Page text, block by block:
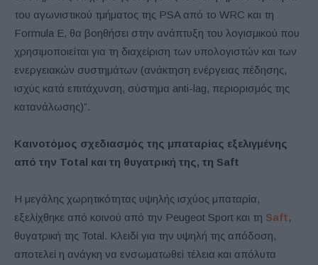
του αγωνιστικού τμήματος της PSA από το WRC και τη
Formula E, θα βοηθήσει στην ανάπτυξη του λογισμικού που
χρησιμοποιείται για τη διαχείριση των υπολογιστών και των
ενεργειακών συστημάτων (ανάκτηση ενέργειας πέδησης,
ισχύς κατά επιτάχυνση, σύστημα anti-lag, περιορισμός της
κατανάλωσης)”.
Καινοτόμος σχεδιασμός της μπαταρίας εξελιγμένης
από την Total και τη θυγατρική της, τη Saft
Η μεγάλης χωρητικότητας υψηλής ισχύος μπαταρία,
εξελίχθηκε από κοινού από την Peugeot Sport και τη Saft,
θυγατρική της Total. Κλειδί για την υψηλή της απόδοση,
αποτελεί η ανάγκη να ενσωματωθεί τέλεια και απόλυτα